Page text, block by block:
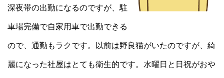
深夜帯の出勤になるのですが、駐
車場完備で自家用車で出勤できる
ので、通勤もラクです。以前は野良猫がいたのですが、綺
麗になった社屋はとても衛生的です。水曜日と日祝がおや